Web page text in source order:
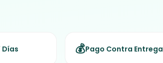
Días 💰Pago Contra Entrega